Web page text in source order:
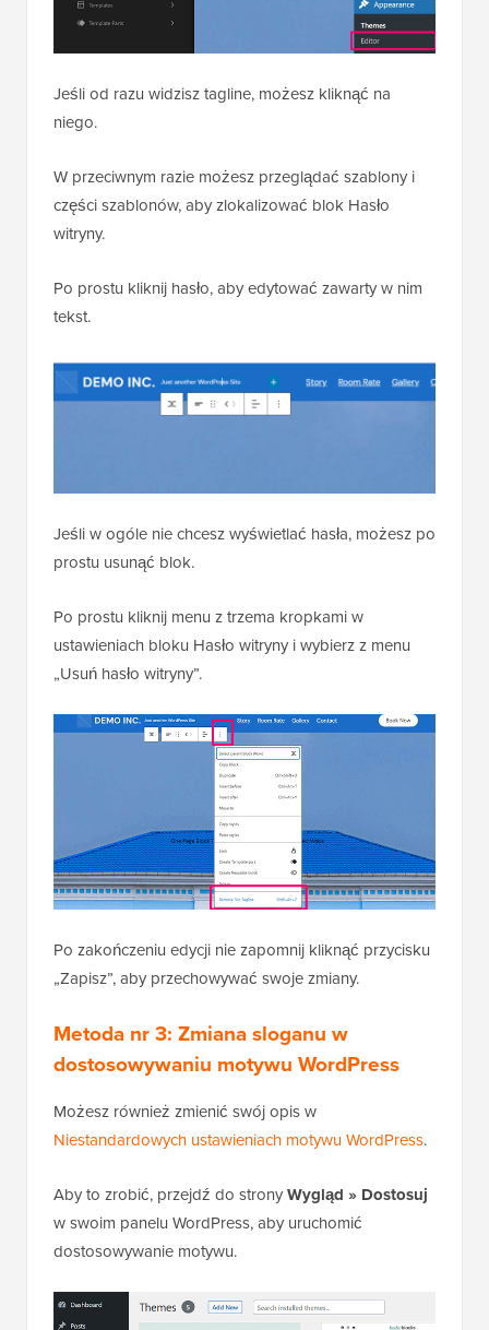
Jeśli od razu widzisz tagline, możesz kliknąć na
niego.
W przeciwnym razie możesz przeglądać szablony i
części szablonów, aby zlokalizować blok Hasło
witryny.
Po prostu kliknij hasło, aby edytować zawarty w nim
tekst.
Jeśli w ogóle nie chcesz wyświetlać hasła, możesz po
prostu usunąć blok.
Po prostu kliknij menu z trzema kropkami w
ustawieniach bloku Hasło witryny i wybierz z menu
„Usuń hasło witryny”.
Po zakończeniu edycji nie zapomnij kliknąć przycisku
„Zapisz”, aby przechowywać swoje zmiany.
Metoda nr 3: Zmiana sloganu w
dostosowywaniu motywu WordPress
Możesz również zmienić swój opis w
Niestandardowych ustawieniach motywu WordPress.
Aby to zrobić, przejdź do stronyWygląd » Dostosuj
w swoim panelu WordPress, aby uruchomić
dostosowywanie motywu.